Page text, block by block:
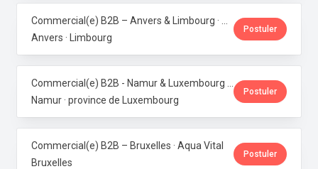
Anvers · Limbourg
Postuler
Namur · province de Luxembourg
Postuler
Commercial(e) B2B – Bruxelles · Aqua Vital
Bruxelles
Postuler